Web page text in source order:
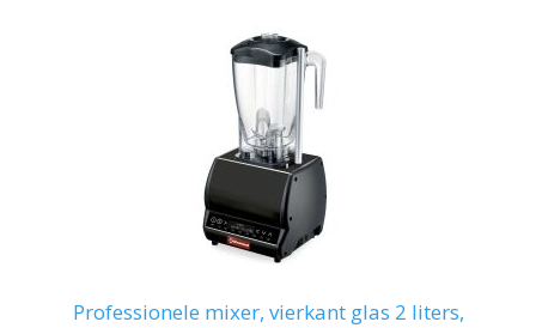
Professionele mixer, vierkant glas 2 liters,